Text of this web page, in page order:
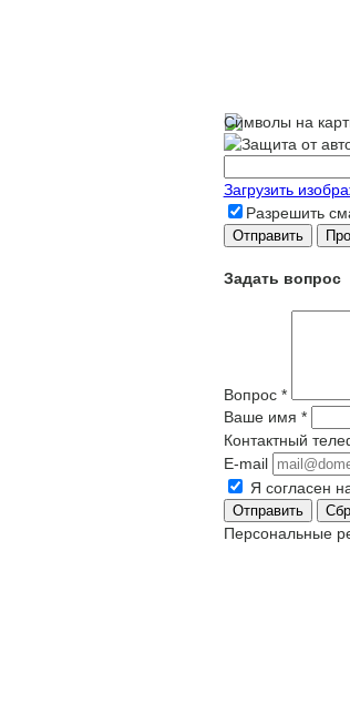
Символы на
Загрузить
Разрешить
Задать вопрос
Вопрос *
Ваше имя *
Контактный
E-mail
Я согласен
Персональные